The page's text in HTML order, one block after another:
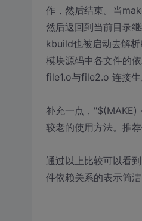
作，然后结束。当
然后返回到当前目录
kbuild也被启动去解
模块源码中各文件的
file1.o与file2.o 连接
补充一点，
较老的使用方法。推
通过以上比较可以看
件依赖关系的表示简洁